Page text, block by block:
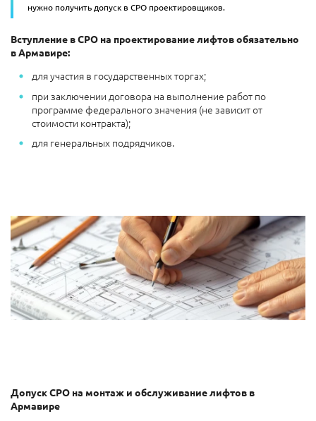
нужно получить допуск в СРО проектировщиков.
Вступление в СРО на проектирование лифтов обязательно
в Армавире:
для участия в государственных торгах;
при заключении договора на выполнение работ по
программе федерального значения (не зависит от
стоимости контракта);
для генеральных подрядчиков.
Допуск СРО на монтаж и обслуживание лифтов в
Армавире